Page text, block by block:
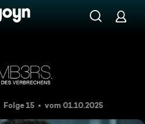
Der Läufer
Folge 15 vom 01.10.2025